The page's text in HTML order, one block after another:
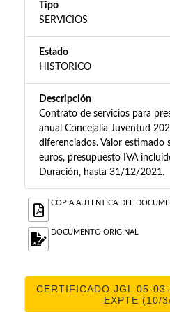
Tipo
SERVICIOS
Estado
HISTORICO
Descripción
Contrato de servicios para
anual Concejalía Juventud
diferenciados. Valor estimado
euros, presupuesto IVA
Duración, hasta 31/12/2021.
COPIA AUTENTICA DEL
DOCUMENTO ORIGINAL
CERTIFICADO JGL 05-
EXPTE (10/